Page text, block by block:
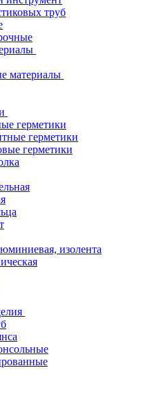
труб
материалы
герметики
герметики
герметики
изолента